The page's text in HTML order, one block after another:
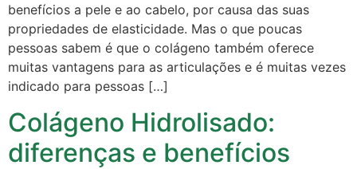
benefícios a pele e ao cabelo, por causa das suas
propriedades de elasticidade. Mas o que poucas
pessoas sabem é que o colágeno também oferece
muitas vantagens para as articulações e é muitas vezes
indicado para pessoas […]
Colágeno Hidrolisado:
diferenças e benefícios